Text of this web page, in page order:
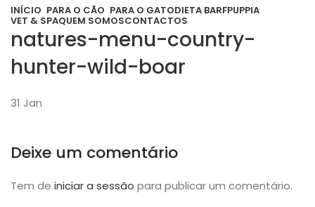
INÍCIO PARA O CÃO PARA O GATODIETA BARFPUPPIA
VET & SPAQUEM SOMOSCONTACTOS
natures-menu-country-
hunter-wild-boar
31 Jan
Deixe um comentário
Tem de iniciar a sessão para publicar um comentário.